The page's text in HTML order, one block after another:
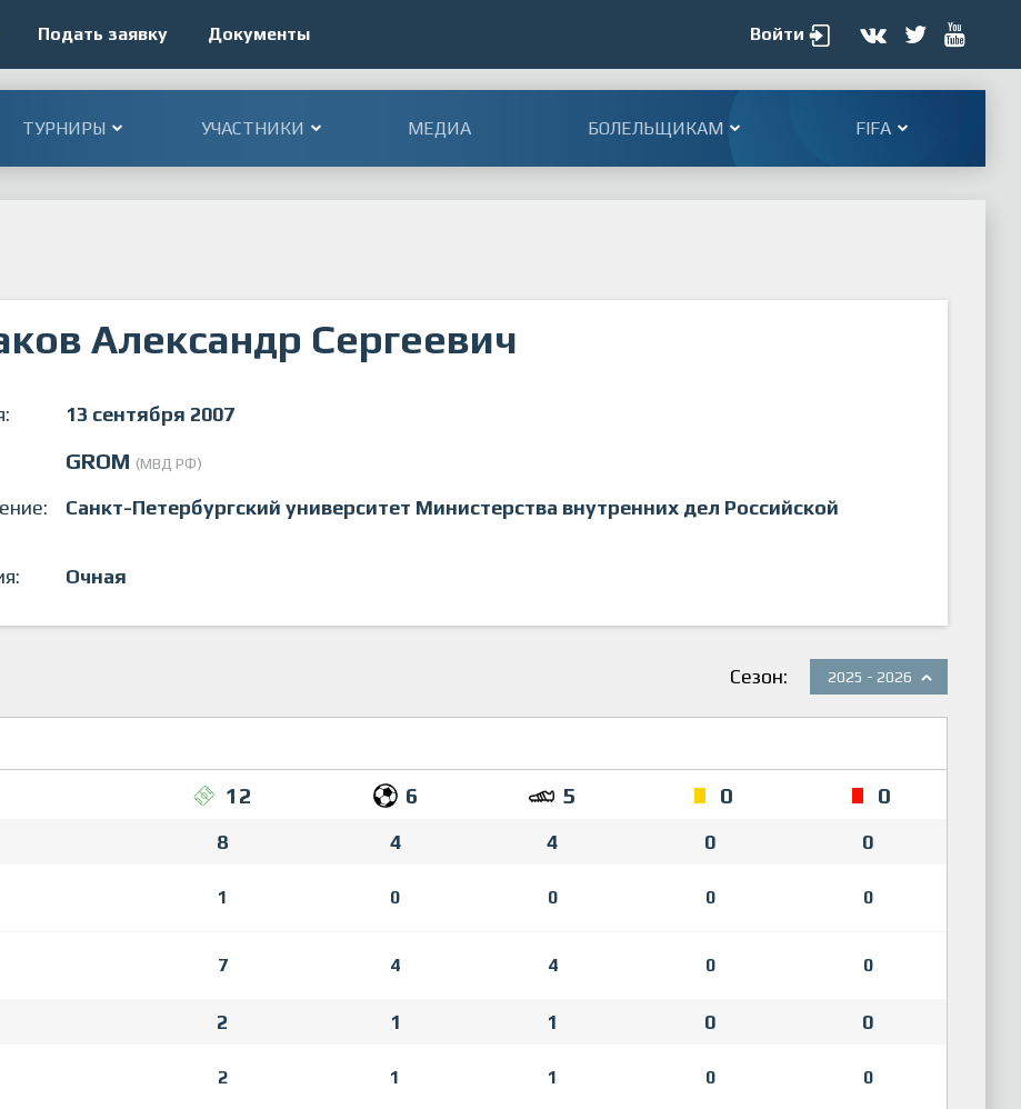
Подать заявку Документы Войти
ТУРНИРЫ УЧАСТНИКИ МЕДИА БОЛЕЛЬЩИКАМ FIFA
Александр Сергеевич
13 сентября 2007
GROM (МВД РФ)
Санкт-Петербургский университет Министерства внутренних дел Российской
Очная
2025 - 2026
Сезон:
12 6 5 0 0
8 4 4 0
0
1 0 0 0 0
7 4 4 0 0
2 1 1 0
0
2 1 1 0 0